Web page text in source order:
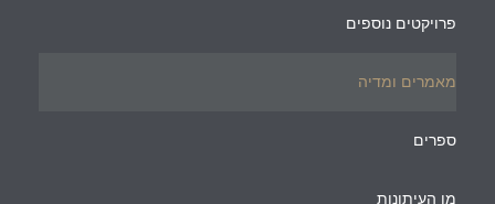
פרויקטים נוספים
מאמרים ומדיה
ספרים
מן העיתונות